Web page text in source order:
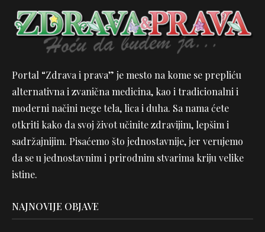
Portal “Zdrava i prava” je mesto na kome se prepliću
alternativna i zvanična medicina, kao i tradicionalni i
moderni načini nege tela, lica i duha. Sa nama ćete
otkriti kako da svoj život učinite zdravijim, lepšim i
sadržajnijim. Pisaćemo što jednostavnije, jer verujemo
da se u jednostavnim i prirodnim stvarima kriju velike
istine.
NAJNOVIJE OBJAVE